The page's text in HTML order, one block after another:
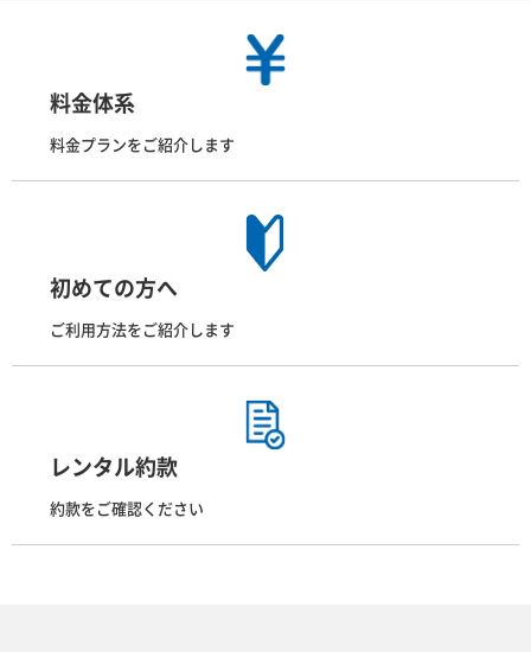
料金体系
料金プランをご紹介します
初めての方へ
ご利用方法をご紹介します
レンタル約款
約款をご確認ください